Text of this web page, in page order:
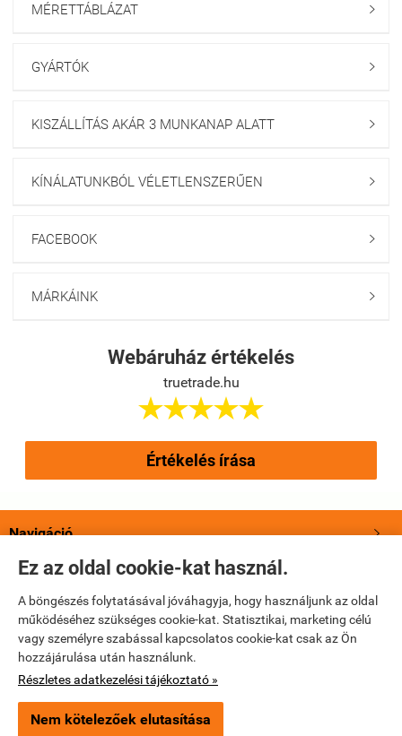
Ez az oldal cookie-kat használ.
A böngészés folytatásával jóváhagyja, hogy használjunk az oldal
működéséhez szükséges cookie-kat. Statisztikai, marketing célú
vagy személyre szabással kapcsolatos cookie-kat csak az Ön
hozzájárulása után használunk.
Részletes adatkezelési tájékoztató »
Nem kötelezőek elutasítása
MÉRETTÁBLÁZAT 
GYÁRTÓK 
KISZÁLLÍTÁS AKÁR 3 MUNKANAP ALATT 
KÍNÁLATUNKBÓL VÉLETLENSZERŰEN 
FACEBOOK 
MÁRKÁINK 
Webáruház értékelés
truetrade.hu

Értékelés írása
Navigáció 
Saját fiók
Bemutatkozás
Elérhetőségek